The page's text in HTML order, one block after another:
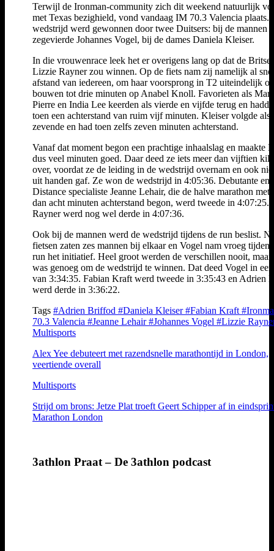
Terwijl de Ironman-community zich dit weekend natuurlijk
met Texas bezighield, vond vandaag IM 70.3 Valencia plaats.
wedstrijd werd gewonnen door twee Duitsers: bij de mannen
zegevierde Johannes Vogel, bij de dames Daniela Kleiser.
In die vrouwenrace leek het er overigens lang op dat de Britse
Lizzie Rayner zou winnen. Op de fiets nam zij namelijk al snel
afstand van iedereen, om haar voorsprong in T2 uiteindelijk
bouwen tot drie minuten op Anabel Knoll. Favorieten als
Pierre en India Lee keerden als vierde en vijfde terug en
toen een achterstand van ruim vijf minuten. Kleiser volgde als
zevende en had toen zelfs zeven minuten achterstand.
Vanaf dat moment begon een prachtige inhaalslag en maakte
dus veel minuten goed. Daar deed ze iets meer dan vijftien
over, voordat ze de leiding in de wedstrijd overnam en ook
uit handen gaf. Ze won de wedstrijd in 4:05:36. Debutante en
Distance specialiste Jeanne Lehair, die de halve marathon met
dan acht minuten achterstand begon, werd tweede in 4:07:25.
Rayner werd nog wel derde in 4:07:36.
Ook bij de mannen werd de wedstrijd tijdens de run beslist.
fietsen zaten zes mannen bij elkaar en Vogel nam vroeg
run het initiatief. Heel groot werden de verschillen nooit, maar
was genoeg om de wedstrijd te winnen. Dat deed Vogel in
van 3:34:35. Fabian Kraft werd tweede in 3:35:43 en Adrien
werd derde in 3:36:22.
Tags #Adrien Briffod #Daniela Kleiser#Fabian Kraft
70.3 Valencia #Jeanne Lehair#Johannes Vogel #Lizzie
Multisports
Alex Yee debuteert met razendsnelle marathontijd in London,
veertiende overall
Multisports
Strijd om brons: Jetze Plat troeft Geert Schipper af in
Marathon London
3athlon Praat – De 3athlon podcast